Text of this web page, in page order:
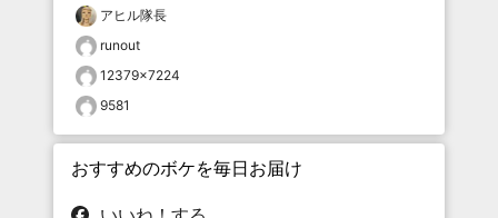
アヒル隊長
runout
12379×7224
9581
おすすめのボケを毎日お届け